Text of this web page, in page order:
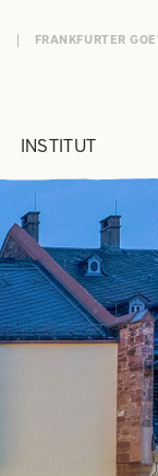
INSTITUT
FRANKFURTER